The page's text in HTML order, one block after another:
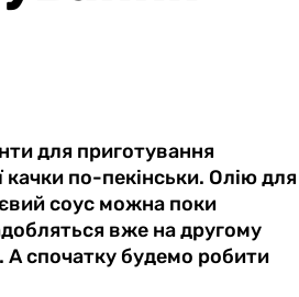
для приготування
качки по-пекінськи. Олію для
соус можна поки
вже на другому
А спочатку будемо робити